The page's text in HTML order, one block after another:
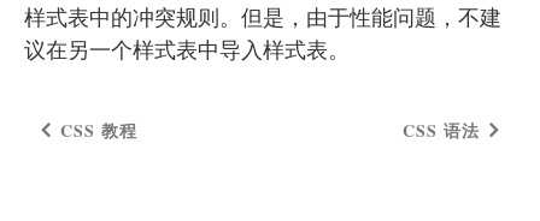
样式表中的冲突规则。但是，由于性能问题，不建
议在另一个样式表中导入样式表。
CSS 语法
CSS 教程